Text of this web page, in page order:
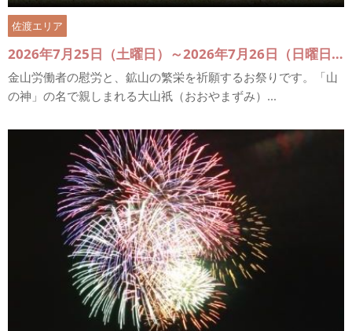
佐渡エリア
2026年7月25日（土曜日）～2026年7月26日（日曜日）
金山労働者の慰労と、鉱山の繁栄を祈願するお祭りです。「山
の神」の名で親しまれる大山祇（おおやまずみ）...